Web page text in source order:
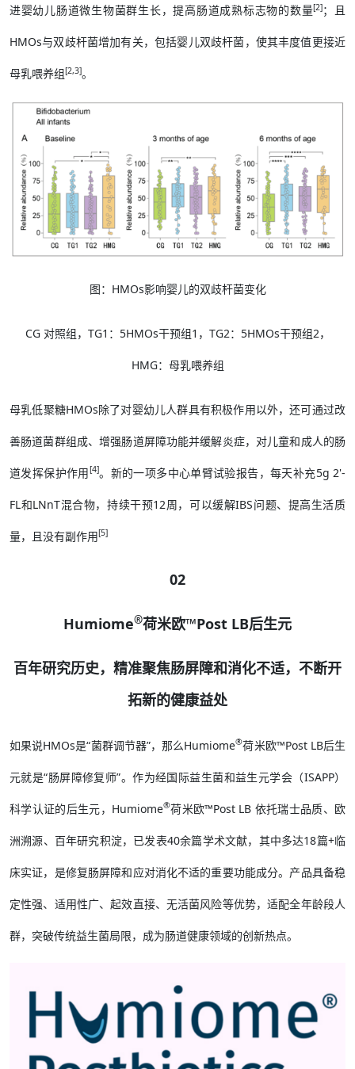
进婴幼儿肠道微生物菌群生长，提高肠道成熟标志物的数量[2]；且
HMOs与双歧杆菌增加有关，包括婴儿双歧杆菌，使其丰度值更接近
母乳喂养组[2,3]。
图：HMOs影响婴儿的双歧杆菌变化
CG 对照组，TG1：5HMOs干预组1，TG2：5HMOs干预组2，
HMG：母乳喂养组
母乳低聚糖HMOs除了对婴幼儿人群具有积极作用以外，还可通过改
善肠道菌群组成、增强肠道屏障功能并缓解炎症，对儿童和成人的肠
道发挥保护作用[4]。新的一项多中心单臂试验报告，每天补充5g 2'-
FL和LNnT混合物，持续干预12周，可以缓解IBS问题、提高生活质
量，且没有副作用[5]
02
Humiome®荷米欧™Post LB后生元
百年研究历史，精准聚焦肠屏障和消化不适，不断开
拓新的健康益处
如果说HMOs是“菌群调节器”，那么Humiome®荷米欧™Post LB后生
元就是“肠屏障修复师”。作为经国际益生菌和益生元学会（ISAPP）
科学认证的后生元，Humiome®荷米欧™Post LB 依托瑞士品质、欧
洲溯源、百年研究积淀，已发表40余篇学术文献，其中多达18篇+临
床实证，是修复肠屏障和应对消化不适的重要功能成分。产品具备稳
定性强、适用性广、起效直接、无活菌风险等优势，适配全年龄段人
群，突破传统益生菌局限，成为肠道健康领域的创新热点。